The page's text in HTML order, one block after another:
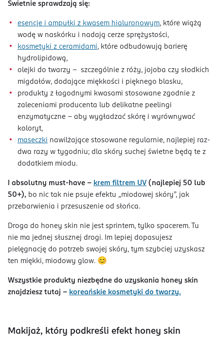
Świetnie sprawdzają się:
esencje i ampułki z kwasem hialuronowym, które wiążą
wodę w naskórku i nadają cerze sprężystości,
kosmetyki z ceramidami, które odbudowują barierę
hydrolipidową,
olejki do twarzy - szczególnie z róży, jojoba czy słodkich
migdałów, dodające miękkości i pięknego blasku,
produkty z łagodnymi kwasami stosowane zgodnie z
zaleceniami producenta lub delikatne peelingi
enzymatyczne – aby wygładzać skórę i wyrównywać
koloryt,
maseczki nawilżające stosowane regularnie, najlepiej raz-
dwa razy w tygodniu; dla skóry suchej świetne będą te z
dodatkiem miodu.
I absolutny must-have – krem filtrem UV (najlepiej 50 lub
50+), bo nic tak nie psuje efektu „miodowej skóry”, jak
przebarwienia i przesuszenie od słońca.
Droga do honey skin nie jest sprintem, tylko spacerem. Tu
nie ma jednej słusznej drogi. Im lepiej dopasujesz
pielęgnację do potrzeb swojej skóry, tym szybciej uzyskasz
ten miękki, miodowy glow. 😊
Wszystkie produkty niezbędne do uzyskania honey skin
znajdziesz tutaj - koreańskie kosmetyki do twarzy.
Makijaż, który podkreśli efekt honey skin